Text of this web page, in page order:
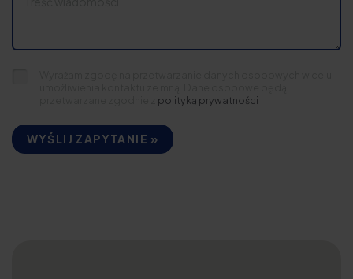
polityką prywatności
WYŚLIJ ZAPYTANIE »